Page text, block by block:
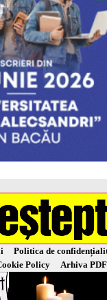
Politica de
Policy
Arhiva PDF